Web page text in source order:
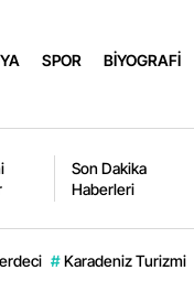
SPOR BİYOGRAFİ
Son Dakika
Haberleri
# Karadeniz Turizmi